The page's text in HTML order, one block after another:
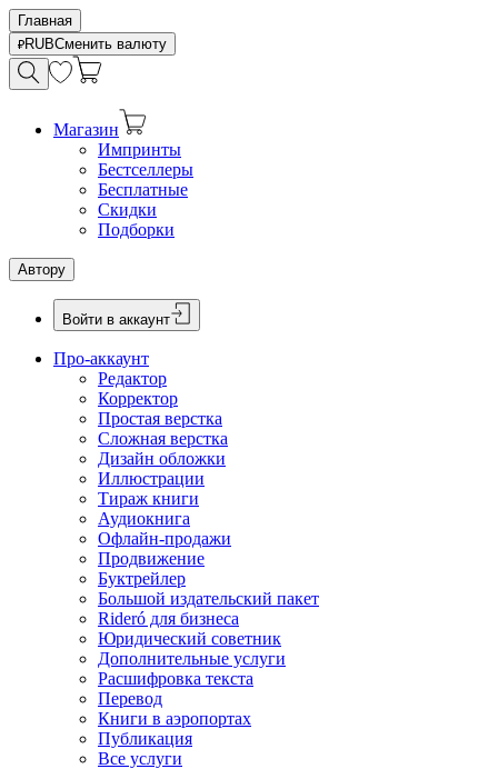
Главная
RUBСменить валюту
Магазин
Импринты
Бестселлеры
Бесплатные
Скидки
Подборки
Автору
Войти в аккаунт
Про-аккаунт
Редактор
Корректор
Простая верстка
Сложная верстка
Дизайн обложки
Иллюстрации
Тираж книги
Аудиокнига
Офлайн-продажи
Продвижение
Буктрейлер
Большой издательский пакет
Rideró для бизнеса
Юридический советник
Дополнительные услуги
Расшифровка текста
Перевод
Книги в аэропортах
Публикация
Все услуги